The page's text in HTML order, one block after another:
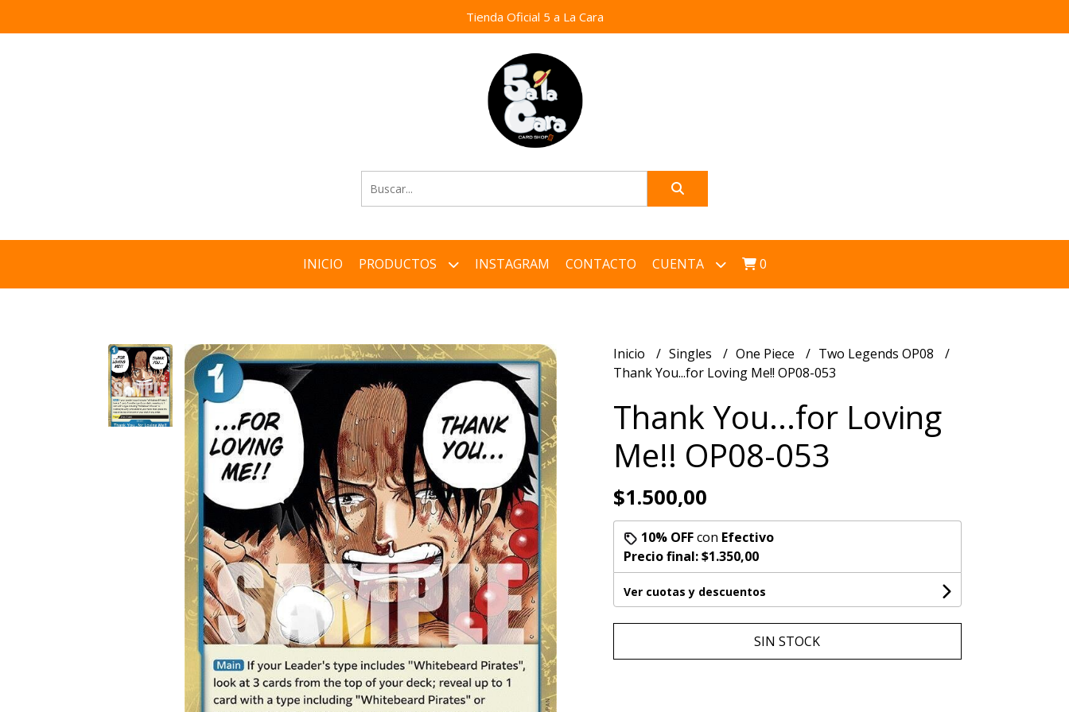
Tienda Oficial 5 a La Cara
INICIO PRODUCTOS INSTAGRAM CONTACTO CUENTA 0
Inicio Singles One Piece
Two Legends OP08
Thank You...for Loving Me!! OP08-053
Thank You...for Loving
Me!! OP08-053
$1.500,00
10% OFFcon Efectivo
Precio final:$1.350,00
Ver cuotas y descuentos
SIN STOCK